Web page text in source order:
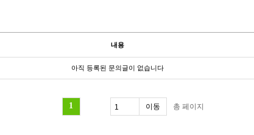
내용
아직 등록된 문의글이 없습니다
1 총 페이지